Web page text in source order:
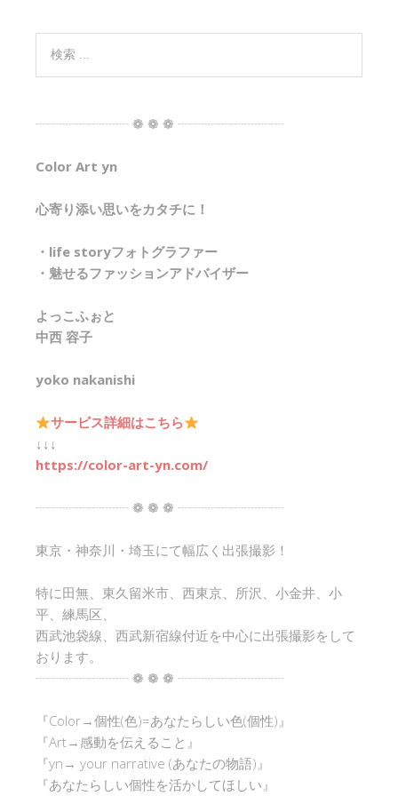
┈┈┈┈┈┈┈ ❁ ❁ ❁ ┈┈┈┈┈┈┈┈
Color Art yn
心寄り添い思いをカタチに！
・life storyフォトグラファー
・魅せるファッションアドバイザー
よっこふぉと
中西 容子
yoko nakanishi
サービス詳細はこちら
↓↓↓
https://color-art-yn.com/
┈┈┈┈┈┈┈ ❁ ❁ ❁ ┈┈┈┈┈┈┈┈
東京・神奈川・埼玉にて幅広く出張撮影！
特に田無、東久留米市、西東京、所沢、小金井、小
平、練馬区、
西武池袋線、西武新宿線付近を中心に出張撮影をして
おります。
┈┈┈┈┈┈┈ ❁ ❁ ❁ ┈┈┈┈┈┈┈┈
『Color→個性(色)=あなたらしい色(個性)』
『Art→感動を伝えること』
『yn→ your narrative (あなたの物語)』
『あなたらしい個性を活かしてほしい』